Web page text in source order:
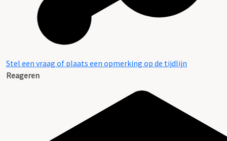
Stel een vraag of plaats een opmerking op de tijdlijn
Reageren